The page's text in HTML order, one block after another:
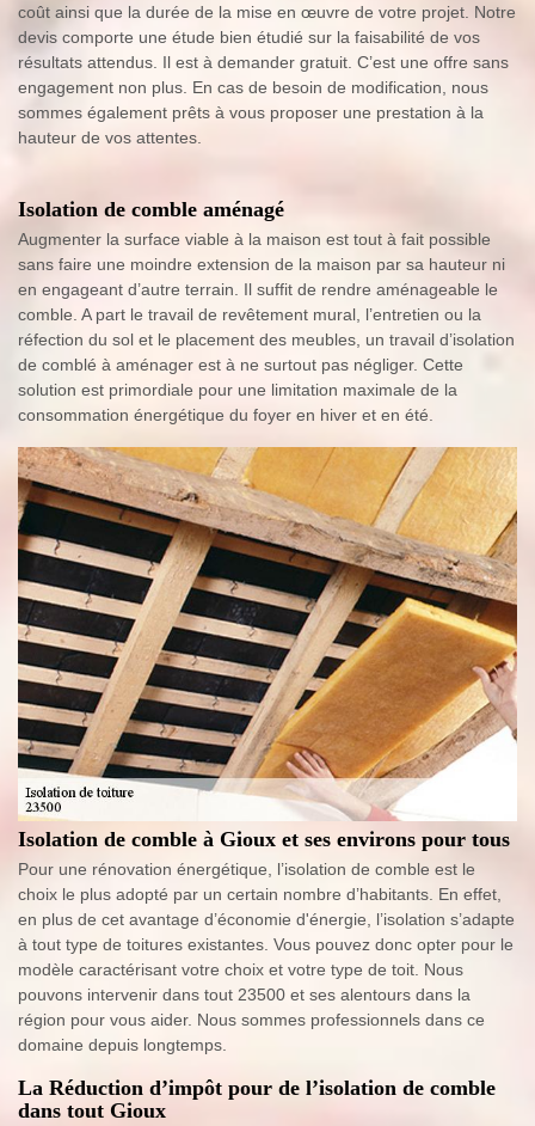
coût ainsi que la durée de la mise en œuvre de votre projet. Notre
devis comporte une étude bien étudié sur la faisabilité de vos
résultats attendus. Il est à demander gratuit. C’est une offre sans
engagement non plus. En cas de besoin de modification, nous
sommes également prêts à vous proposer une prestation à la
hauteur de vos attentes.
Isolation de comble aménagé
Augmenter la surface viable à la maison est tout à fait possible
sans faire une moindre extension de la maison par sa hauteur ni
en engageant d’autre terrain. Il suffit de rendre aménageable le
comble. A part le travail de revêtement mural, l’entretien ou la
réfection du sol et le placement des meubles, un travail d’isolation
de comblé à aménager est à ne surtout pas négliger. Cette
solution est primordiale pour une limitation maximale de la
consommation énergétique du foyer en hiver et en été.
Isolation de comble à Gioux et ses environs pour tous
Pour une rénovation énergétique, l’isolation de comble est le
choix le plus adopté par un certain nombre d’habitants. En effet,
en plus de cet avantage d’économie d'énergie, l’isolation s’adapte
à tout type de toitures existantes. Vous pouvez donc opter pour le
modèle caractérisant votre choix et votre type de toit. Nous
pouvons intervenir dans tout 23500 et ses alentours dans la
région pour vous aider. Nous sommes professionnels dans ce
domaine depuis longtemps.
La Réduction d’impôt pour de l’isolation de comble
dans tout Gioux